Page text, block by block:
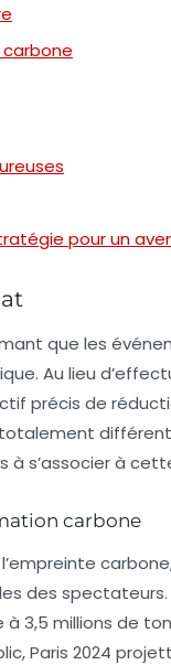
pour un
que les
Au lieu
précis de
s’associer à
carbone
des
3,5 millions de
Paris 2024